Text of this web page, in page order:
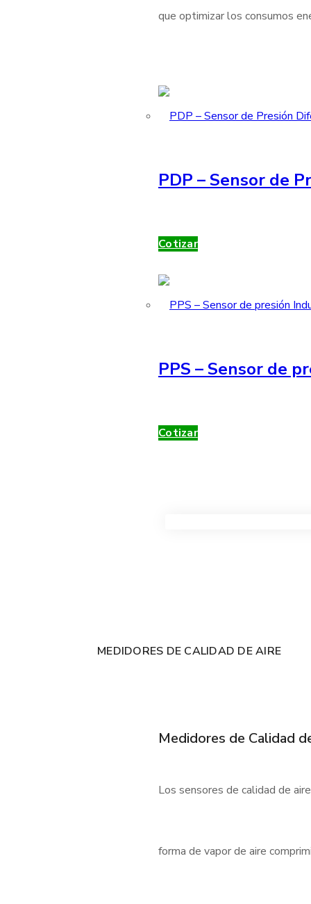
que optimizar los consumos
PDP – Sensor de
Cotizar
PPS – Sensor de
Cotizar
MEDIDORES DE CALIDAD DE AIRE
Medidores de Calidad
Los sensores de calidad de
forma de vapor de aire